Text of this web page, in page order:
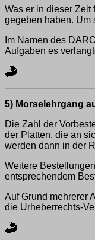
Was er in dieser
gegeben haben. Um
Im Namen des
Aufgaben es
5) Morselehrgang
Die Zahl der
der Platten, die an
werden dann in der
Weitere
entsprechendem
Auf Grund mehrerer
die Urheberrechts-